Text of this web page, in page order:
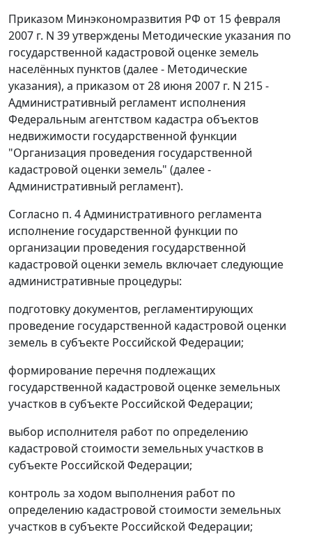
Приказом Минэкономразвития РФ от 15 февраля
2007 г. N 39 утверждены Методические указания по
государственной кадастровой оценке земель
населённых пунктов (далее - Методические
указания), а приказом от 28 июня 2007 г. N 215 -
Административный регламент исполнения
Федеральным агентством кадастра объектов
недвижимости государственной функции
"Организация проведения государственной
кадастровой оценки земель" (далее -
Административный регламент).
Согласно п. 4Административного регламента
исполнение государственной функции по
организации проведения государственной
кадастровой оценки земель включает следующие
административные процедуры:
подготовку документов, регламентирующих
проведение государственной кадастровой оценки
земель в субъекте Российской Федерации;
формирование перечня подлежащих
государственной кадастровой оценке земельных
участков в субъекте Российской Федерации;
выбор исполнителя работ по определению
кадастровой стоимости земельных участков в
субъекте Российской Федерации;
контроль за ходом выполнения работ по
определению кадастровой стоимости земельных
участков в субъекте Российской Федерации;